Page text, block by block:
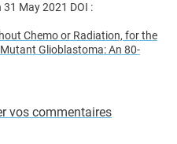
May 2021 DOI :
Chemo or Radiation, for the
Glioblastoma: An 80-
vos commentaires